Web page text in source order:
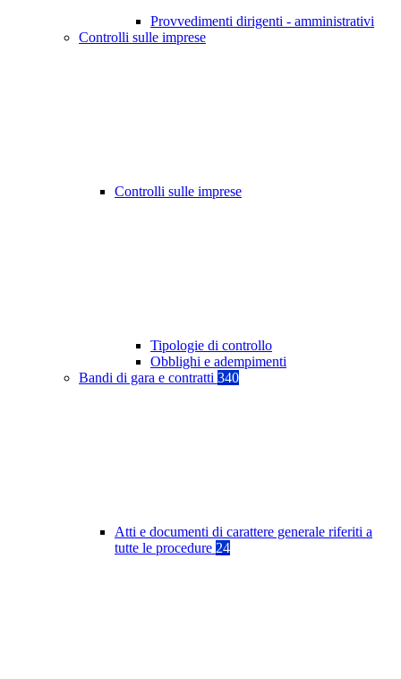
Provvedimenti dirigenti - amministrativi
Controlli sulle imprese
Controlli sulle imprese
Tipologie di controllo
Obblighi e adempimenti
Bandi di gara e contratti 340
Atti e documenti di carattere generale riferiti a
tutte le procedure 24